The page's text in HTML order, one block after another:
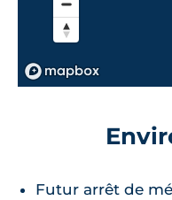
Futur arrêt de